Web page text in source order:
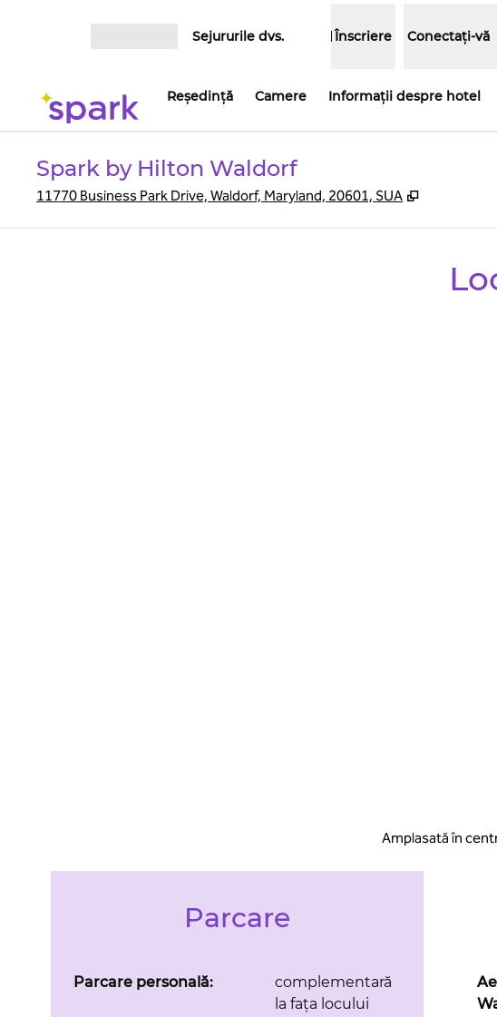
Sejururile dvs. Înscriere Conectați-vă
Reşedinţă Camere Informații despre hotel
Spark by Hilton Waldorf
11770 Business Park Drive, Waldorf, Maryland, 20601, SUA ,
Amplasată în
Parcare
Parcare personală:
complementară
la fața locului